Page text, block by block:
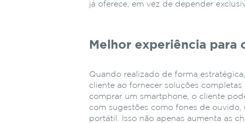
já oferece, em vez de depender
Melhor experiência para
Quando realizado de forma
cliente ao fornecer soluções
comprar um smartphone, o cliente
com sugestões como fones de
portátil. Isso não apenas aumenta as